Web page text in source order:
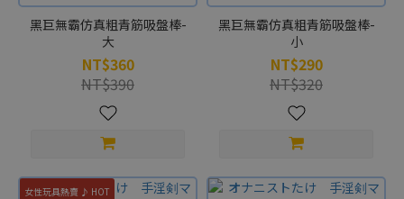
黑巨無霸仿真粗青筋吸盤棒-
大
NT$360
NT$390
黑巨無霸仿真粗青筋吸盤棒-
小
NT$290
NT$320
女性玩具熱賣 ♪ HOT